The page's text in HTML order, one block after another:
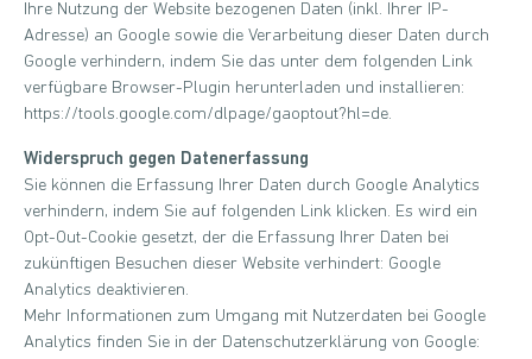
Ihre Nutzung der Website bezogenen Daten (inkl. Ihrer IP-
Adresse) an Google sowie die Verarbeitung dieser Daten durch
Google verhindern, indem Sie das unter dem folgenden Link
verfügbare Browser-Plugin herunterladen und installieren:
https://tools.google.com/dlpage/gaoptout?hl=de.
Widerspruch gegen Datenerfassung
Sie können die Erfassung Ihrer Daten durch Google Analytics
verhindern, indem Sie auf folgenden Link klicken. Es wird ein
Opt-Out-Cookie gesetzt, der die Erfassung Ihrer Daten bei
zukünftigen Besuchen dieser Website verhindert: Google
Analytics deaktivieren.
Mehr Informationen zum Umgang mit Nutzerdaten bei Google
Analytics finden Sie in der Datenschutzerklärung von Google: